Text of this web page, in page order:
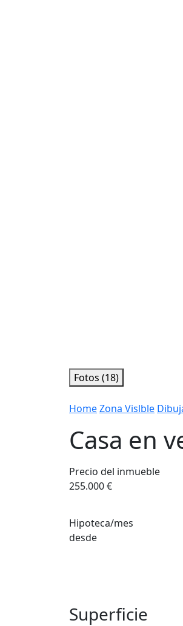
Fotos (18)
HomeZona Vislble
Casa en
Precio del inmueble
255.000 €
Hipoteca/mes
desde
Superficie